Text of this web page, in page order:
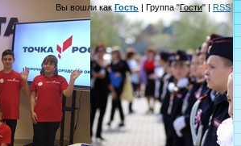
Вы вошли какГость | Группа "Гости" | RSS